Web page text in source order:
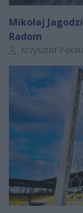
Mikołaj
Radom
Autor artykułu:
Krzysztof